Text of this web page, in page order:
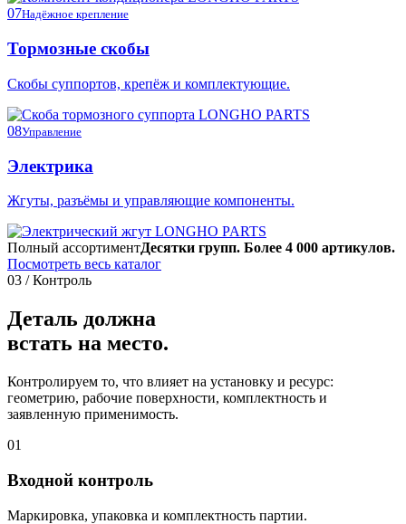
07Надёжное крепление
Тормозные скобы
Скобы суппортов, крепёж и комплектующие.
08Управление
Электрика
Жгуты, разъёмы и управляющие компоненты.
Полный ассортиментДесятки групп. Более 4 000 артикулов.
Посмотреть весь каталог
03 / Контроль
Деталь должна
встать на место.
Контролируем то, что влияет на установку и ресурс:
геометрию, рабочие поверхности, комплектность и
заявленную применимость.
01
Входной контроль
Маркировка, упаковка и комплектность партии.